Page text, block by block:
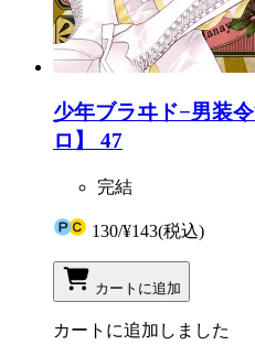
少年ブラヰド−男装
ロ】 47
完結
130/¥143(税込)
カートに追加
カートに追加しました